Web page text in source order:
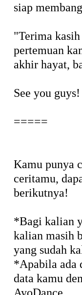
siap
"Terima
pertemuan
akhir hayat,
See you
=====
Kamu punya
ceritamu,
berikutnya!
*Bagi kalian
kalian masih
yang sudah
*Apabila ada
data kamu